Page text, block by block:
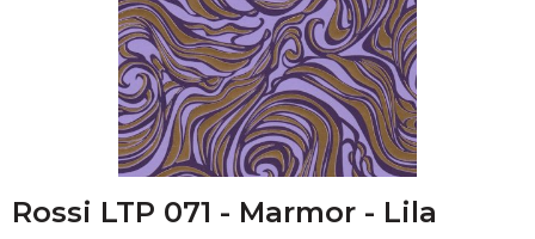
Rossi LTP 071 - Marmor - Lila